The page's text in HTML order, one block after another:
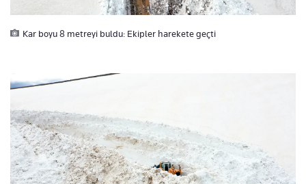
Kar boyu 8 metreyi buldu: Ekipler harekete geçti